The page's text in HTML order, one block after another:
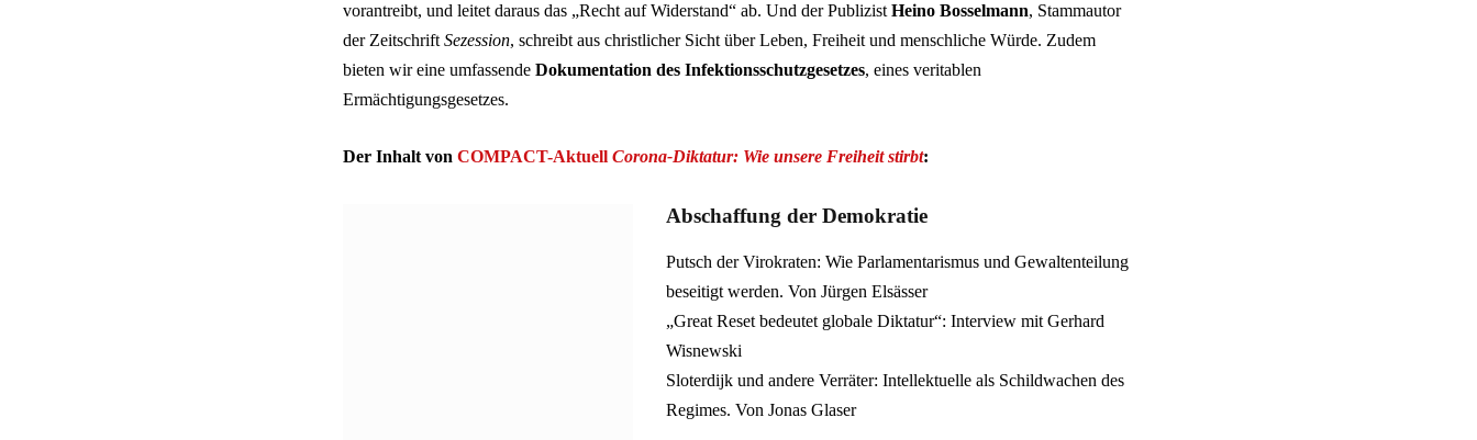
vorantreibt, und leitet daraus das „Recht auf Widerstand“ ab. Und der Publizist Heino Bosselmann, Stammautor
der Zeitschrift Sezession, schreibt aus christlicher Sicht über Leben, Freiheit und menschliche Würde. Zudem
bieten wir eine umfassende Dokumentation des Infektionsschutzgesetzes, eines veritablen
Ermächtigungsgesetzes.
Der Inhalt von COMPACT-Aktuell Corona-Diktatur: Wie unsere Freiheit stirbt:
Abschaffung der Demokratie
Putsch der Virokraten: Wie Parlamentarismus und Gewaltenteilung
beseitigt werden. Von Jürgen Elsässer
„Great Reset bedeutet globale Diktatur“: Interview mit Gerhard
Wisnewski
Sloterdijk und andere Verräter: Intellektuelle als Schildwachen des
Regimes. Von Jonas Glaser